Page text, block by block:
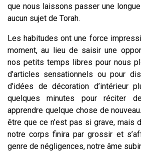
que nous laissons passer une
aucun sujet de Torah.
Les habitudes ont une force
moment, au lieu de saisir une
nos petits temps libres pour nous
d’articles sensationnels ou pour
d’idées de décoration d’intérieur
quelques minutes pour réciter
apprendre quelque chose de
être que ce n’est pas si grave, mais
notre corps finira par grossir et
genre de négligences, notre âme